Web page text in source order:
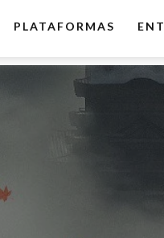
PLATAFORMAS